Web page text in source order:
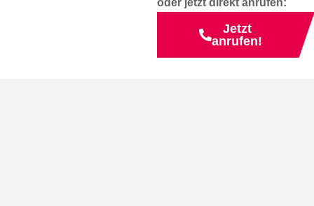
Jetzt
anrufen!